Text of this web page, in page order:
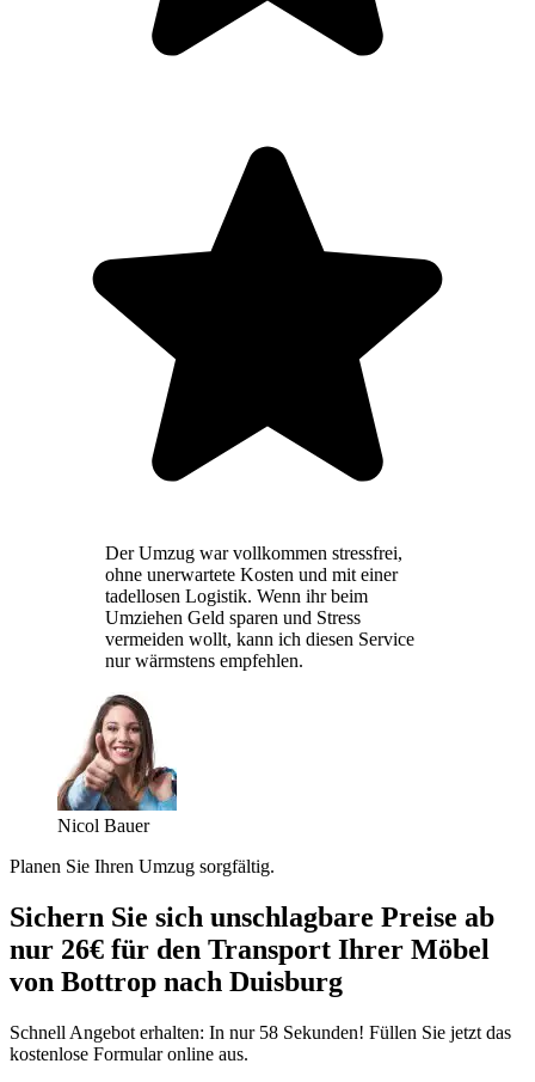
Der Umzug war vollkommen stressfrei,
ohne unerwartete Kosten und mit einer
tadellosen Logistik. Wenn ihr beim
Umziehen Geld sparen und Stress
vermeiden wollt, kann ich diesen Service
nur wärmstens empfehlen.
Nicol Bauer
Planen Sie Ihren Umzug sorgfältig.
Sichern Sie sich unschlagbare Preise ab
nur 26€ für den Transport Ihrer Möbel
von Bottrop nach Duisburg
Schnell Angebot erhalten: In nur 58 Sekunden! Füllen Sie jetzt das
kostenlose Formular online aus.